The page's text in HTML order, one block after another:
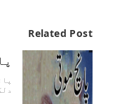
Related Post